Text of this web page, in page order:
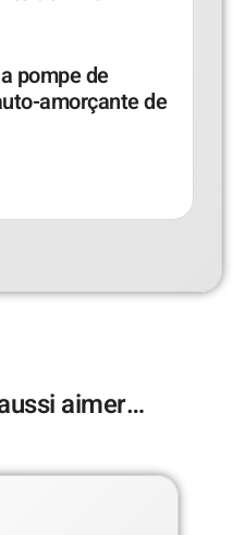
pompe de
amorçante de
aimer…